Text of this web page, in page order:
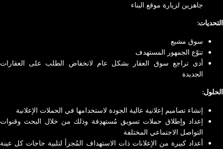
جاهزين لزيارة موقع البناء
التحديات:
سوق مشبع
تنوّع الجمهور المستهدف
أدى تراجع سوق العقار بشكل عام لانخفاض الطلب على العقارات
الجديدة
الحلول:
إنشاء تصاميم إعلانية عالية الجودة لاستخدامها في الحملات الإعلانية
إعداد وإطلاق حملات تسويق مُستهدِفة وذلك من خلال البحث وقنوات
التواصل الاجتماعي المختلفة
أعداد كبيرة من الإعلانات ذات الاستهداف المُجزأ لتلبية حاجات كل عينة